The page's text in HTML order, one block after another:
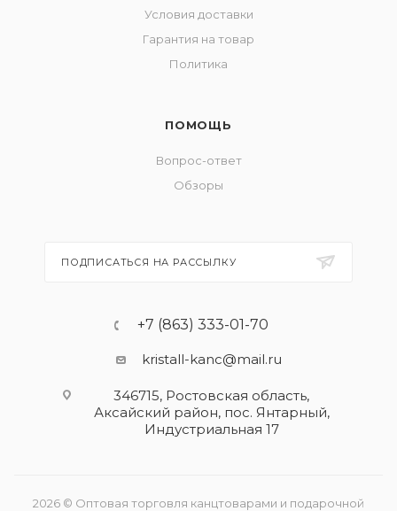
Условия доставки
Гарантия на товар
Политика
ПОМОЩЬ
Вопрос-ответ
Обзоры
ПОДПИСАТЬСЯ НА РАССЫЛКУ
+7 (863) 333-01-70
kristall-kanc@mail.ru
346715, Ростовская область​,
Аксайский район, пос. Янтарный,
Индустриальная 17
2026 © Оптовая торговля канцтоварами и подарочной